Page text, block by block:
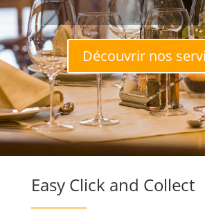
Découvrir nos
Easy Click and Collect